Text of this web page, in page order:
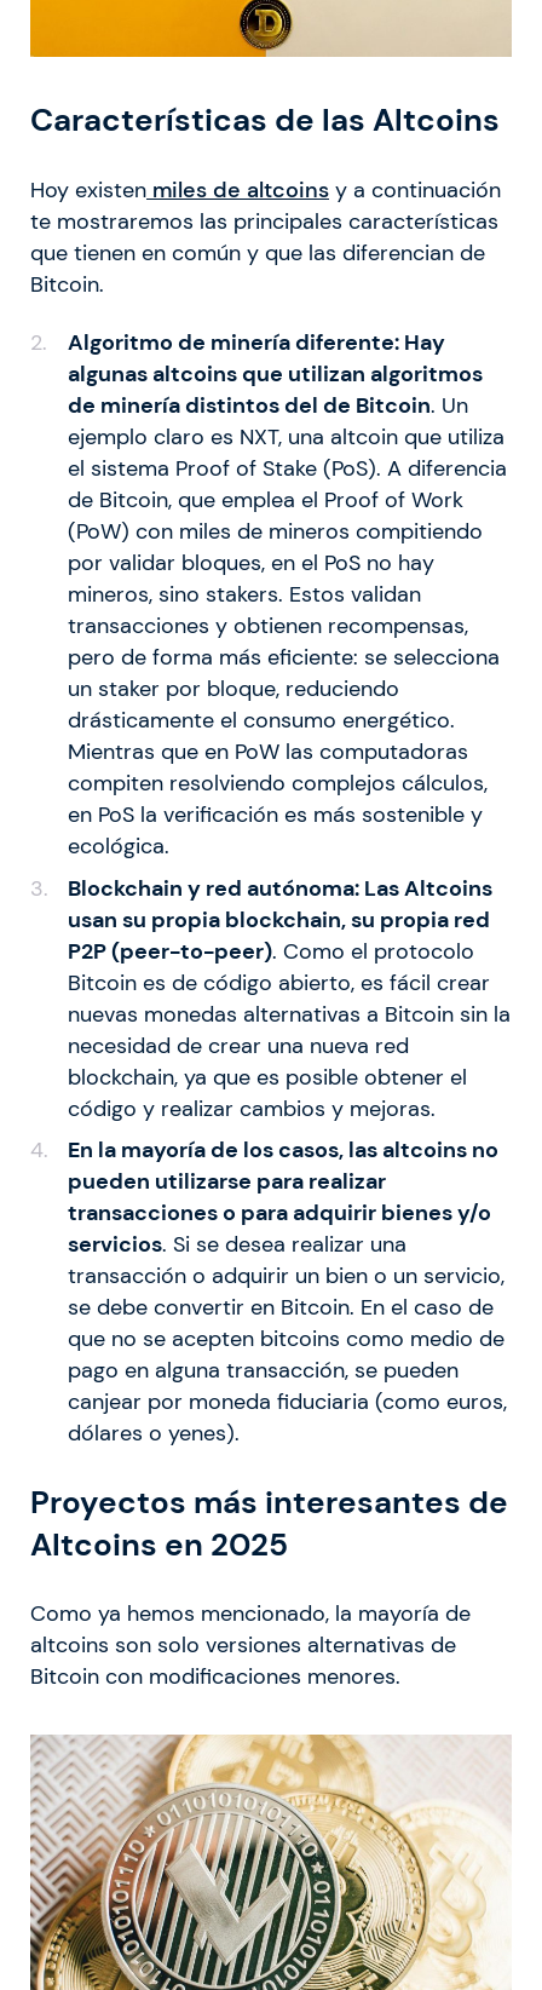
Características de las Altcoins
Hoy existen miles de altcoins y a continuación
te mostraremos las principales características
que tienen en común y que las diferencian de
Bitcoin.
Algoritmo de minería diferente: Hay
algunas altcoins que utilizan algoritmos
de minería distintos del de Bitcoin. Un
ejemplo claro es NXT, una altcoin que utiliza
el sistema Proof of Stake (PoS). A diferencia
de Bitcoin, que emplea el Proof of Work
(PoW) con miles de mineros compitiendo
por validar bloques, en el PoS no hay
mineros, sino stakers. Estos validan
transacciones y obtienen recompensas,
pero de forma más eficiente: se selecciona
un staker por bloque, reduciendo
drásticamente el consumo energético.
Mientras que en PoW las computadoras
compiten resolviendo complejos cálculos,
en PoS la verificación es más sostenible y
ecológica.
Blockchain y red autónoma: Las Altcoins
usan su propia blockchain, su propia red
P2P (peer-to-peer). Como el protocolo
Bitcoin es de código abierto, es fácil crear
nuevas monedas alternativas a Bitcoin sin la
necesidad de crear una nueva red
blockchain, ya que es posible obtener el
código y realizar cambios y mejoras.
En la mayoría de los casos, las altcoins no
pueden utilizarse para realizar
transacciones o para adquirir bienes y/o
servicios. Si se desea realizar una
transacción o adquirir un bien o un servicio,
se debe convertir en Bitcoin. En el caso de
que no se acepten bitcoins como medio de
pago en alguna transacción, se pueden
canjear por moneda fiduciaria (como euros,
dólares o yenes).
Proyectos más interesantes de
Altcoins en 2025
Como ya hemos mencionado, la mayoría de
altcoins son solo versiones alternativas de
Bitcoin con modificaciones menores.